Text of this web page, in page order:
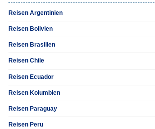
Reisen Argentinien
Reisen Bolivien
Reisen Brasilien
Reisen Chile
Reisen Ecuador
Reisen Kolumbien
Reisen Paraguay
Reisen Peru